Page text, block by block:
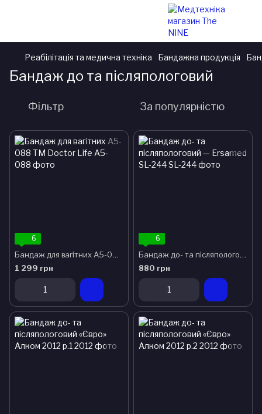
Реабілітація та медична техніка Бандажна продукція
Бандаж до та післяпологовий
Фільтр За популярністю
6
Бандаж для вагітних А5-088 TM Doctor Life
1 299 грн
6
Бандаж до- та післяпологовий — Ersamed SL-244
880 грн